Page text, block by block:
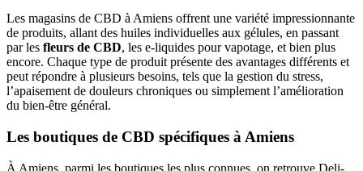
Les magasins de CBD à Amiens offrent une variété impressionnante
de produits, allant des huiles individuelles aux gélules, en passant
par les fleurs de CBD, les e-liquides pour vapotage, et bien plus
encore. Chaque type de produit présente des avantages différents et
peut répondre à plusieurs besoins, tels que la gestion du stress,
l’apaisement de douleurs chroniques ou simplement l’amélioration
du bien-être général.
Les boutiques de CBD spécifiques à Amiens
À Amiens, parmi les boutiques les plus connues, on retrouve Deli-